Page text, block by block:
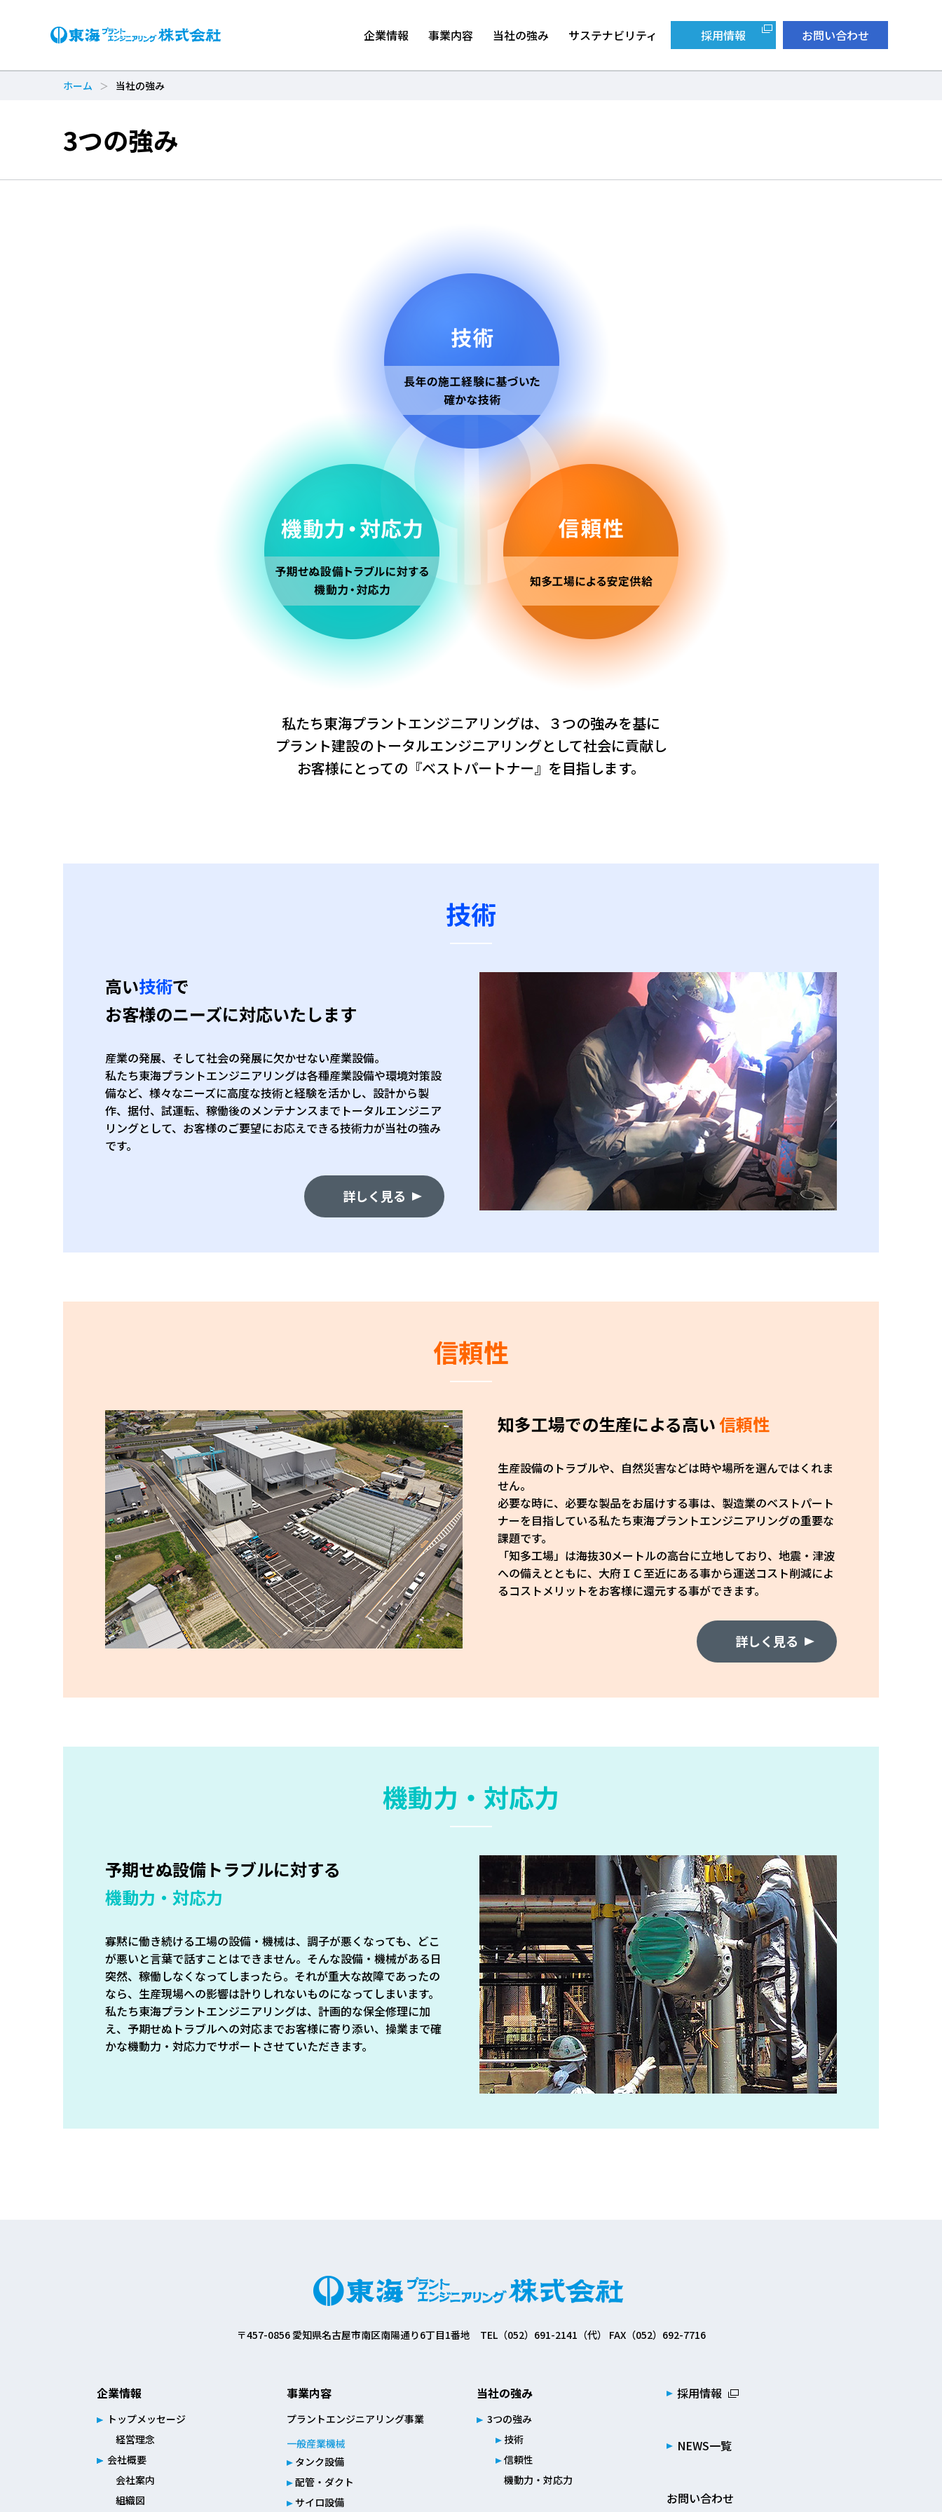
企業情報 事業内容 当社の強み サステナビリティ 採用情報 お問い合わせ
ホーム 当社の強み
3つの強み
私たち東海プラントエンジニアリングは、３つの強みを基に
プラント建設のトータルエンジニアリングとして社会に貢献し
お客様にとっての『ベストパートナー』を目指します。
技術
高い技術で
お客様のニーズに対応いたします
産業の発展、そして社会の発展に欠かせない産業設備。
私たち東海プラントエンジニアリングは各種産業設備や環境対策設
備など、様々なニーズに高度な技術と経験を活かし、設計から製
作、据付、試運転、稼働後のメンテナンスまでトータルエンジニア
リングとして、お客様のご要望にお応えできる技術力が当社の強み
です。
詳しく見る
信頼性
知多工場での生産による高い信頼性
生産設備のトラブルや、自然災害などは時や場所を選んではくれま
せん。
必要な時に、必要な製品をお届けする事は、製造業のベストパート
ナーを目指している私たち東海プラントエンジニアリングの重要な
課題です。
「知多工場」は海抜30メートルの高台に立地しており、地震・津波
への備えとともに、大府ＩＣ至近にある事から運送コスト削減によ
るコストメリットをお客様に還元する事ができます。
詳しく見る
機動力・対応力
予期せぬ設備トラブルに対する
機動力・対応力
寡黙に働き続ける工場の設備・機械は、調子が悪くなっても、どこ
が悪いと言葉で話すことはできません。そんな設備・機械がある日
突然、稼働しなくなってしまったら。それが重大な故障であったの
なら、生産現場への影響は計りしれないものになってしまいます。
私たち東海プラントエンジニアリングは、計画的な保全修理に加
え、予期せぬトラブルへの対応までお客様に寄り添い、操業まで確
かな機動力・対応力でサポートさせていただきます。
〒457-0856 愛知県名古屋市南区南陽通り6丁目1番地 TEL（052）691-2141（代） FAX（052）692-7716
企業情報
トップメッセージ
経営理念
会社概要
会社案内
組織図
事業内容
プラントエンジニアリング事業
一般産業機械
タンク設備
配管・ダクト
サイロ設備
当社の強み
3つの強み
技術
信頼性
機動力・対応力
採用情報
NEWS一覧
お問い合わせ